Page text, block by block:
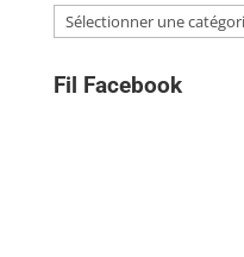
Catégories
Fil Facebook